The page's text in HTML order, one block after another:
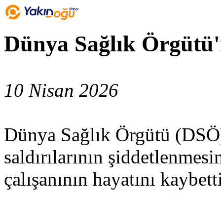
Dünya Sağlık
10 Nisan 2026
Dünya Sağlık Örgütü
saldırılarının
çalışanının hayatını